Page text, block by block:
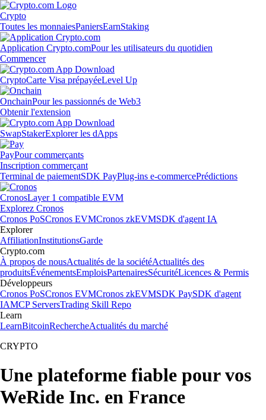
Crypto
Toutes les monnaiesPaniersEarnStaking
Application Crypto.comPour les utilisateurs du quotidien
Commencer
CryptoCarte Visa prépayéeLevel Up
OnchainPour les passionnés de Web3
Obtenir l'extension
SwapStakerExplorer les dApps
PayPour commerçants
Inscription commerçant
Terminal de paiementSDK PayPlug-ins e-commercePrédictions
CronosLayer 1 compatible EVM
Explorez Cronos
Cronos PoSCronos EVMCronos zkEVMSDK d'agent IA
Explorer
AffiliationInstitutionsGarde
Crypto.com
À propos de nousActualités de la sociétéActualités des
produitsÉvénementsEmploisPartenairesSécuritéLicences & Permis
Développeurs
Cronos PoSCronos EVMCronos zkEVMSDK PaySDK d'agent
IAMCP ServersTrading Skill Repo
Learn
LearnBitcoinRechercheActualités du marché
CRYPTO
Une plateforme fiable pour vos
WeRide Inc. en France